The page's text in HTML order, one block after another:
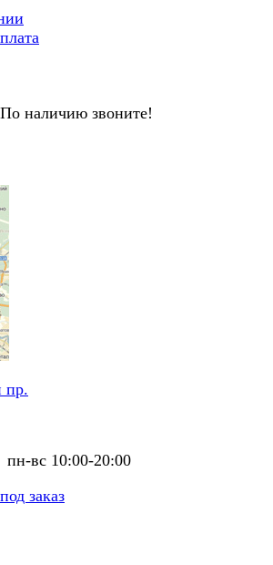
наличию звоните!
пр.
пн-вс 10:00-20:00
заказ